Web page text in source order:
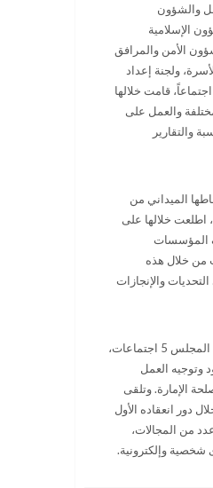
والشؤون
الإسلامية
الأمن والمرافق
ولجنة إعداد
مشروع التوصيات 49 اجتماعاً، قامت خلالها
والعمل على
والتقارير
الميداني من
اطلعت خلالها على
المؤسسات
من خلال هذه
والإنجازات
كما عقدت هيئة مكتب المجلس 5 اجتماعات،
وتوجيه العمل
الإمارة. وتلقى
دور انعقاده الأول
من المجالات،